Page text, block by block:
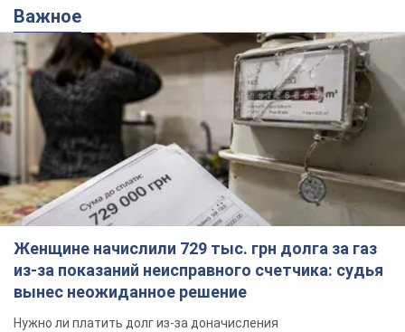
Важное
Женщине начислили 729 тыс. грн долга за газ
из-за показаний неисправного счетчика: судья
вынес неожиданное решение
Нужно ли платить долг из-за доначисления